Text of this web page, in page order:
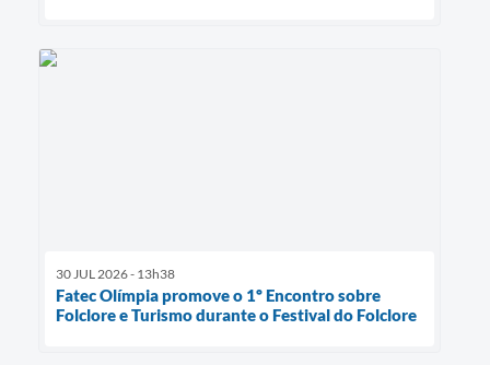
30 JUL 2026 - 13h38
Fatec Olímpia promove o 1º Encontro sobre
Folclore e Turismo durante o Festival do Folclore